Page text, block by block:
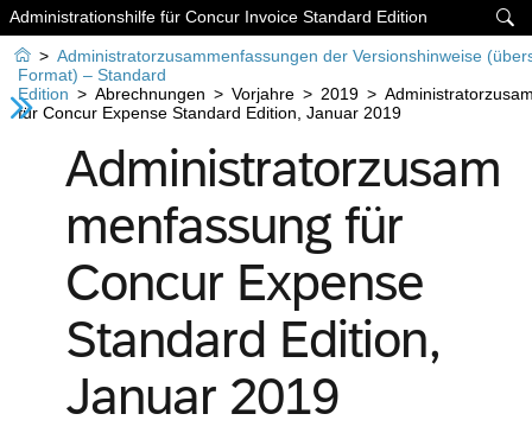

Administrationshilfe für Concur Invoice Standard Edition
 > Administratorzusammenfassungen der Versionshinweise
Format) – Standard
Edition > Abrechnungen > Vorjahre > 2019 >
für Concur Expense Standard Edition, Januar 2019
Administratorzusam
menfassung für
Concur Expense
Standard Edition,
Januar 2019